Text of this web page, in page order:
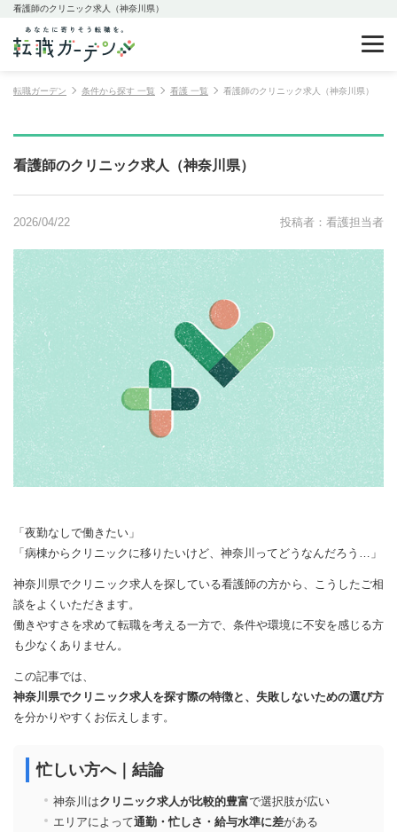
看護師のクリニック求人（神奈川県）
転職ガーデン 条件から探す 一覧 看護 一覧 看護師のクリニック求人（神奈川県）
看護師のクリニック求人（神奈川県）
2026/04/22 投稿者：看護担当者
「夜勤なしで働きたい」
「病棟からクリニックに移りたいけど、神奈川ってどうなんだろう…」
神奈川県でクリニック求人を探している看護師の方から、こうしたご相
談をよくいただきます。
働きやすさを求めて転職を考える一方で、条件や環境に不安を感じる方
も少なくありません。
この記事では、
神奈川県でクリニック求人を探す際の特徴と、失敗しないための選び方
を分かりやすくお伝えします。
忙しい方へ｜結論
神奈川はクリニック求人が比較的豊富で選択肢が広い
エリアによって通勤・忙しさ・給与水準に差がある